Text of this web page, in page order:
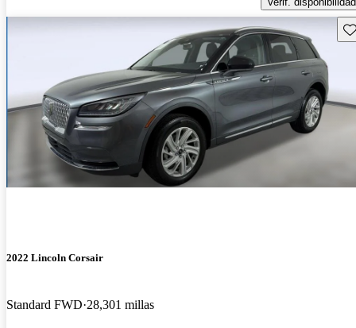
2022 Lincoln Corsair
Standard FWD 28,301 millas